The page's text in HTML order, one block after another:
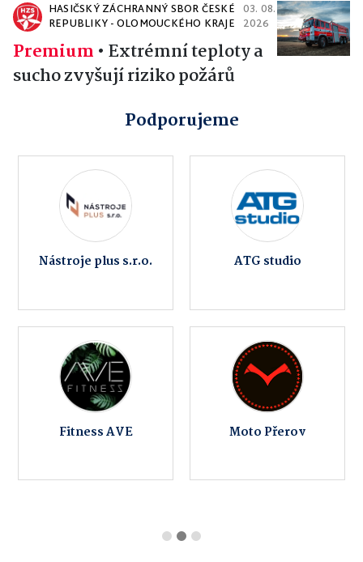
HASIČSKÝ ZÁCHRANNÝ SBOR ČESKÉ
REPUBLIKY - OLOMOUCKÉHO KRAJE
03. 08.
2026
Premium • Extrémní teploty a
sucho zvyšují riziko požárů
Podporujeme
Nástroje plus s.r.o. ATG studio
Fitness AVE Moto Přerov